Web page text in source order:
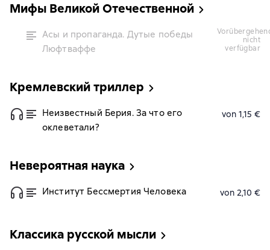
Мифы Великой Отечественной
Асы и пропаганда. Дутые победы
Люфтваффе
vorübergehend
nicht
verfügbar
Кремлевский триллер
Неизвестный Берия. За что его
оклеветали?
von 1,15 €
Невероятная наука
Институт Бессмертия Человека von 2,10 €
Классика русской мысли